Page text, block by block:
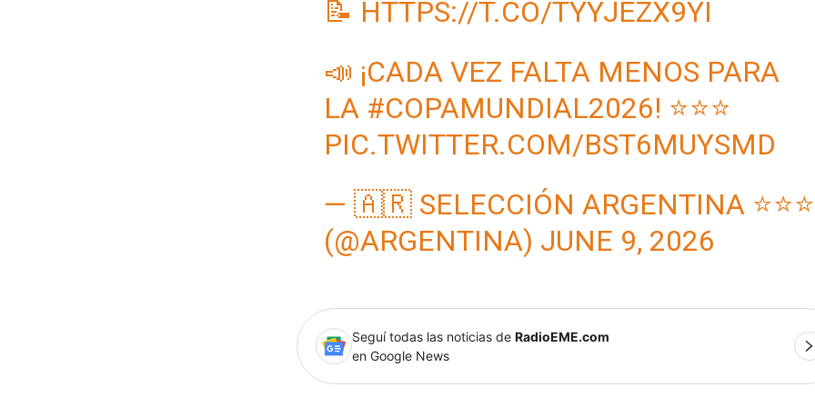
📝 HTTPS://T.CO/TYYJEZX9YI
📣 ¡CADA VEZ FALTA MENOS PARA
LA #COPAMUNDIAL2026! ⭐⭐⭐
PIC.TWITTER.COM/BST6MUYSMD
— 🇦🇷 SELECCIÓN ARGENTINA ⭐⭐⭐
(@ARGENTINA) JUNE 9, 2026
Seguí todas las noticias de RadioEME.com
en Google News